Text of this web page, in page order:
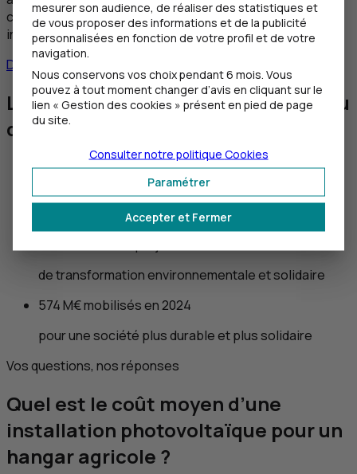
coûts et à la rentabilité potentielle d’un tel
investissement.
Demander un prêt Transition Photovoltaïque
LeCIC: acteur engagé au travers du
dividende sociétal
Mobilisation de 15% du résultat net consolidé
de Crédit Mutuel Alliance Fédérale, maison-mère du
de transformation environnementale et solidaire
574 M€ mobilisés en 2024
pour une société plus durable et plus solidaire
Vos questions, nos réponses
Quel est le coût moyen d’une
installation photovoltaïque pour un
hangar agricole ?
mesurer son audience, de réaliser des statistiques et
de vous proposer des informations et de la publicité
personnalisées en fonction de votre profil et de votre
navigation.
Nous conservons vos choix pendant 6 mois. Vous
pouvez à tout moment changer d’avis en cliquant sur le
lien « Gestion des cookies » présent en pied de page
du site.
Accepter et Fermer
Paramétrer
Consulter notre politique Cookies